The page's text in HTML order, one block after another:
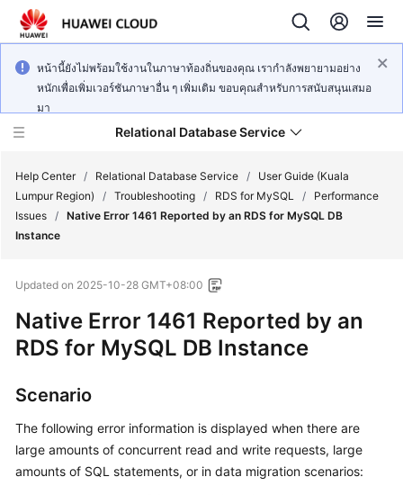
หน้านี้ยังไม่พร้อมใช้งานในภาษาท้องถิ่นของคุณ เรากำลังพยายามอย่าง
หนักเพื่อเพิ่มเวอร์ชันภาษาอื่น ๆ เพิ่มเติม ขอบคุณสำหรับการสนับสนุนเสมอ
มา
Relational Database Service
Service
Billing
Started
Help Center / Relational Database Service /
User Guide (Kuala
Lumpur Region)
/ Troubleshooting / RDS for MySQL /
Performance
Issues / Native Error 1461 Reported by an RDS for MySQL DB
Instance
Updated on 2025-10-28 GMT+08:00
Native Error 1461 Reported by an
RDS for MySQL DB Instance
Scenario
The following error information is displayed when there are
large amounts of concurrent read and write requests, large
amounts of SQL statements, or in data migration scenarios: